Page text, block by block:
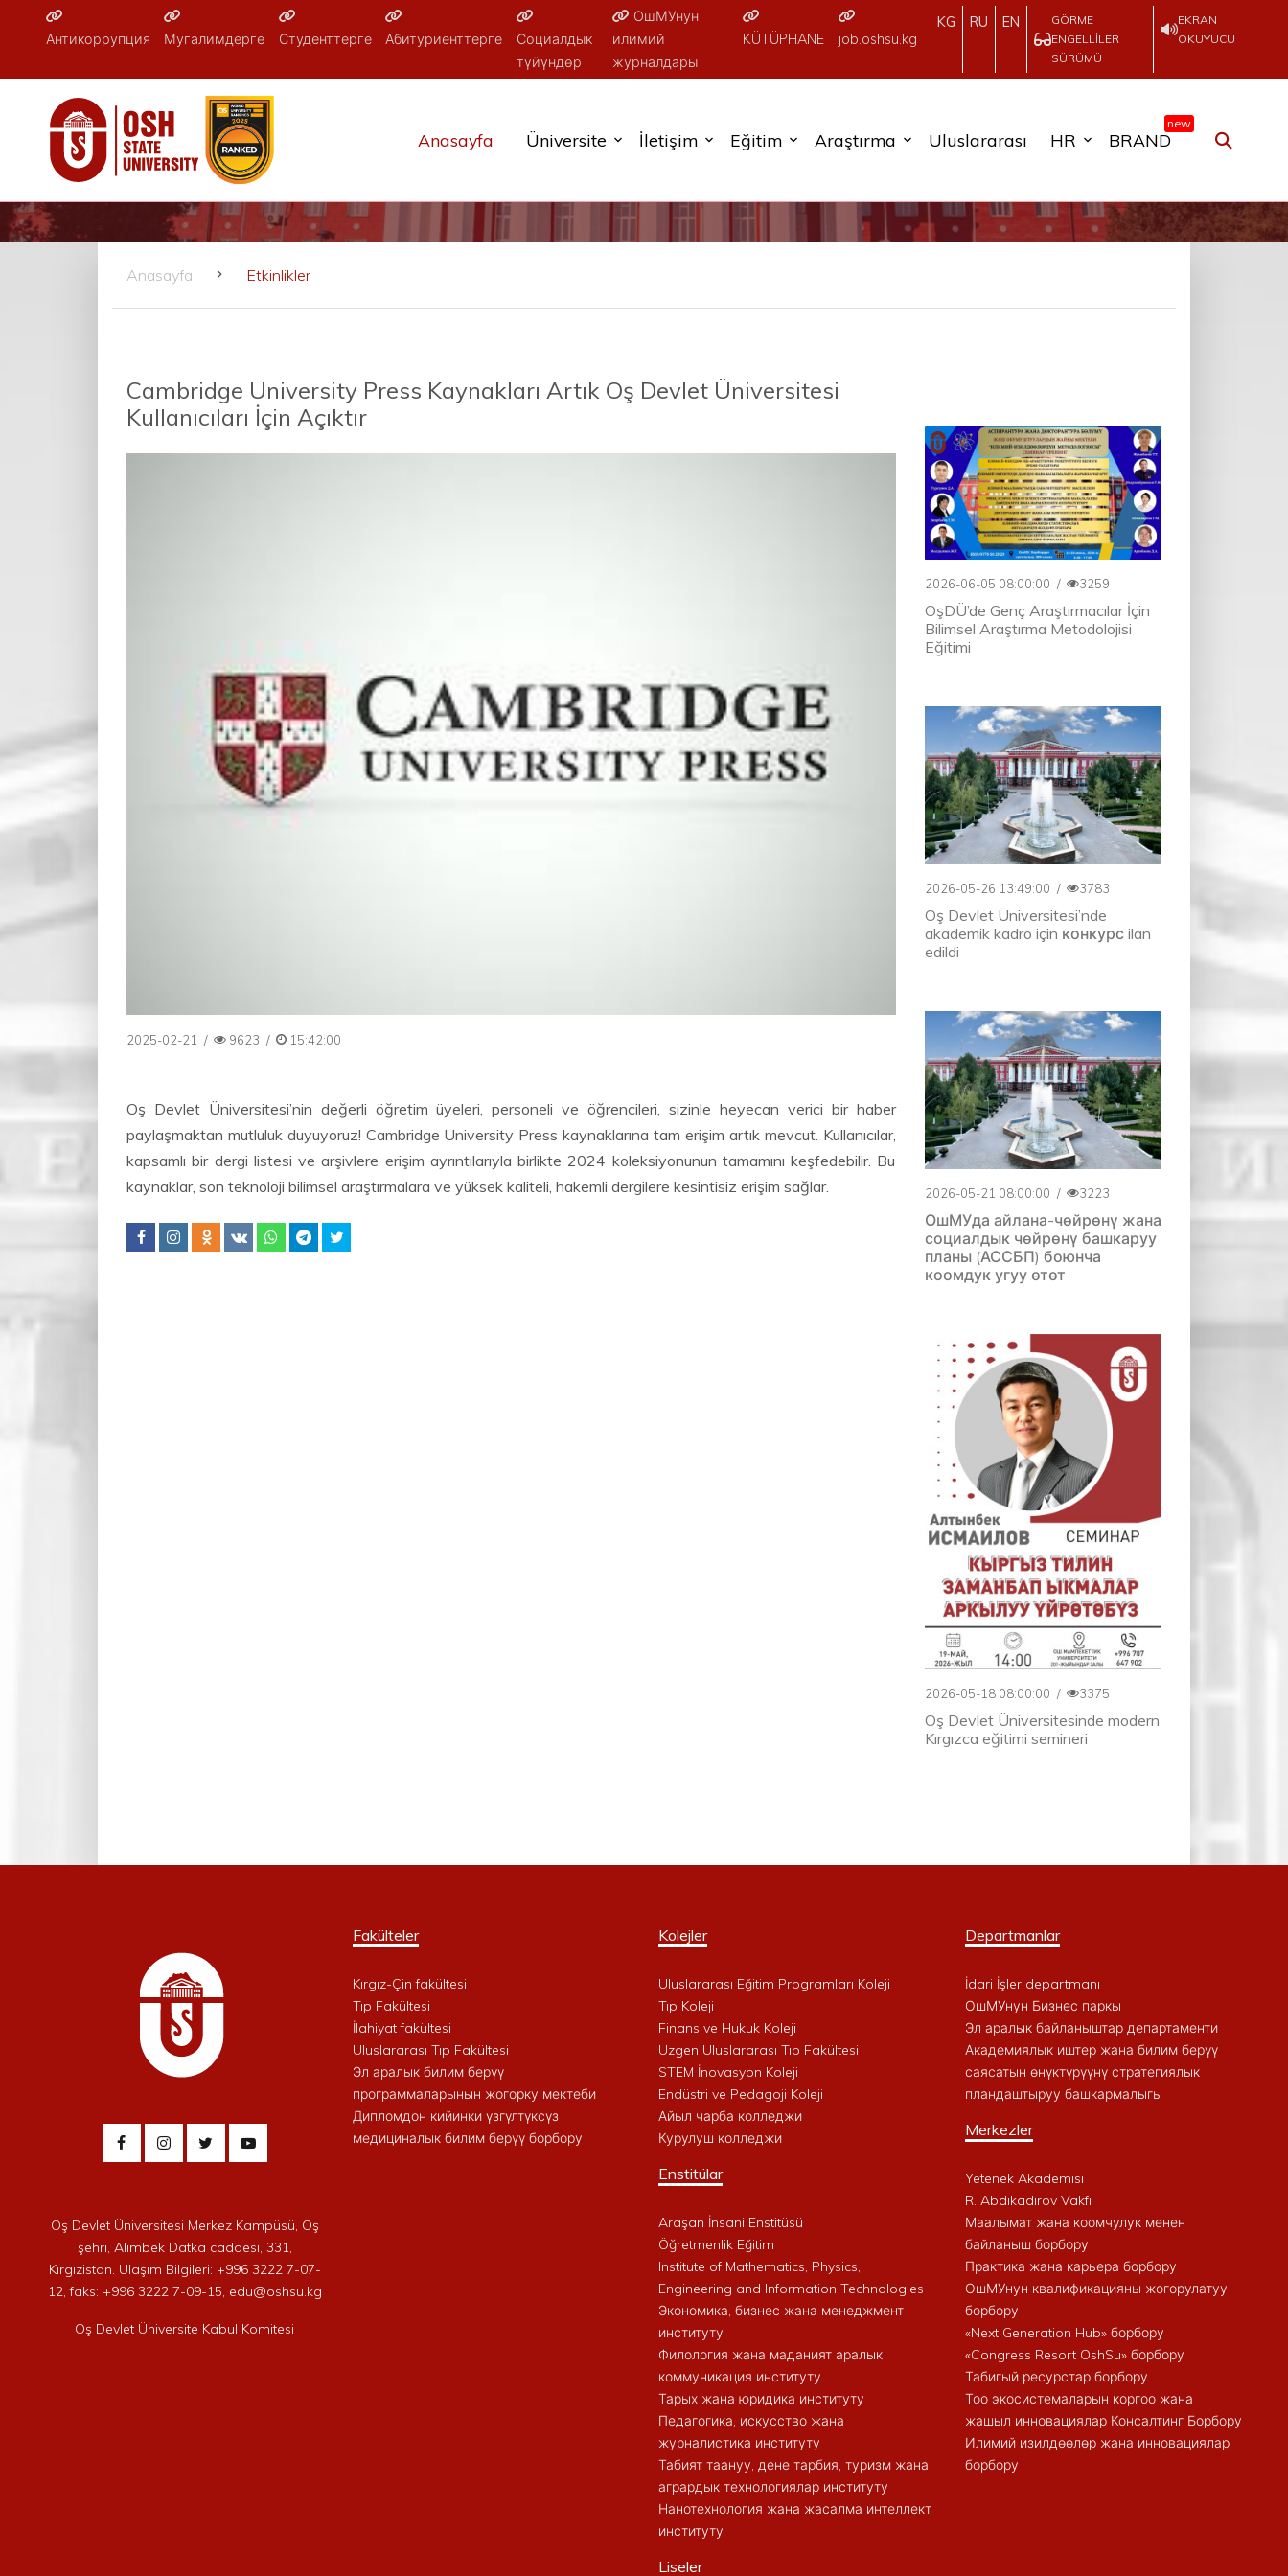
Антикоррупция Мугалимдерге Студенттерге Абитуриенттерге
Социалдык
түйүндөр
ОшМУнун
илимий
журналдары
KÜTÜPHANE job.oshsu.kg
KG RU EN
GÖRME
ENGELLILER
SÜRÜMÜ
EKRAN
OKUYUCU
Anasayfa Üniversite İletişim Eğitim Araştırma Uluslararası HR BRAND
new
Anasayfa Etkinlikler
Cambridge University Press Kaynakları Artık Oş Devlet Üniversitesi
Kullanıcıları İçin Açıktır
2025-02-21 / 9623 / 15:42:00
Oş Devlet Üniversitesi’nin değerli öğretim üyeleri, personeli ve öğrencileri, sizinle heyecan verici bir haber
paylaşmaktan mutluluk duyuyoruz! Cambridge University Press kaynaklarına tam erişim artık mevcut. Kullanıcılar,
kapsamlı bir dergi listesi ve arşivlere erişim ayrıntılarıyla birlikte 2024 koleksiyonunun tamamını keşfedebilir. Bu
kaynaklar, son teknoloji bilimsel araştırmalara ve yüksek kaliteli, hakemli dergilere kesintisiz erişim sağlar.
2026-06-05 08:00:00 / 3259
OşDÜ’de Genç Araştırmacılar İçin
Bilimsel Araştırma Metodolojisi
Eğitimi
2026-05-26 13:49:00 / 3783
Oş Devlet Üniversitesi’nde
akademik kadro için конкурс ilan
edildi
2026-05-21 08:00:00 / 3223
ОшМУда айлана-чөйрөнү жана
социалдык чөйрөнү башкаруу
планы (АССБП) боюнча
коомдук угуу өтөт
2026-05-18 08:00:00 / 3375
Oş Devlet Üniversitesinde modern
Kırgızca eğitimi semineri
Oş Devlet Üniversitesi Merkez Kampüsü, Oş
şehri, Alimbek Datka caddesi, 331,
Kırgızistan. Ulaşım Bilgileri: +996 3222 7-07-
12, faks: +996 3222 7-09-15, edu@oshsu.kg
Oş Devlet Üniversite Kabul Komitesi
Fakülteler
Kırgız-Çin fakültesi
Tıp Fakültesi
İlahiyat fakültesi
Uluslararası Tıp Fakültesi
Эл аралык билим берүү
программаларынын жогорку мектеби
Дипломдон кийинки үзгүлтүксүз
медициналык билим берүү борбору
Kolejler
Uluslararası Eğitim Programları Koleji
Tıp Koleji
Finans ve Hukuk Koleji
Uzgen Uluslararası Tıp Fakültesi
STEM İnovasyon Koleji
Endüstri ve Pedagoji Koleji
Айыл чарба колледжи
Курулуш колледжи
Enstitülar
Araşan İnsani Enstitüsü
Öğretmenlik Eğitim
Institute of Mathematics, Physics,
Engineering and Information Technologies
Экономика, бизнес жана менеджмент
институту
Филология жана маданият аралык
коммуникация институту
Тарых жана юридика институту
Педагогика, искусство жана
журналистика институту
Табият таануу, дене тарбия, туризм жана
агрардык технологиялар институту
Нанотехнология жана жасалма интеллект
институту
Liseler
Departmanlar
İdari İşler departmanı
ОшМУнун Бизнес паркы
Эл аралык байланыштар департаменти
Академиялык иштер жана билим берүү
саясатын өнүктүрүүнү стратегиялык
пландаштыруу башкармалыгы
Merkezler
Yetenek Akademisi
R. Abdıkadırov Vakfı
Маалымат жана коомчулук менен
байланыш борбору
Практика жана карьера борбору
ОшМУнун квалификацияны жогорулатуу
борбору
«Next Generation Hub» борбору
«Congress Resort OshSu» борбору
Табигый ресурстар борбору
Тоо экосистемаларын коргоо жана
жашыл инновациялар Консалтинг Борбору
Илимий изилдөөлөр жана инновациялар
борбору